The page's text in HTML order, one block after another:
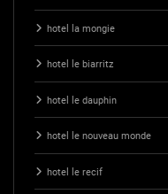
hotel la mongie
hotel le biarritz
hotel le dauphin
hotel le nouveau monde
hotel le recif